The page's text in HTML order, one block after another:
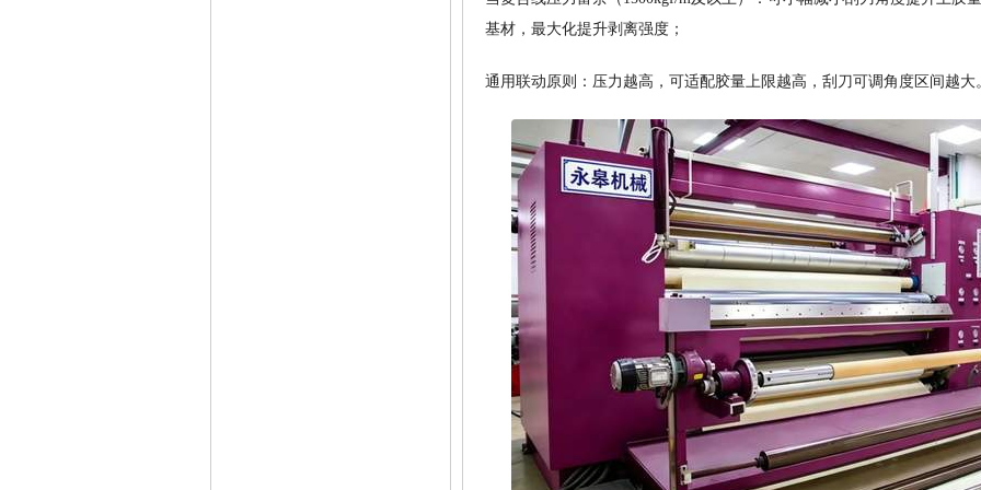
基材，最大化提升剥离强度；
通用联动原则：压力越高，可适配胶量上限越高，刮刀可调角度区间越大